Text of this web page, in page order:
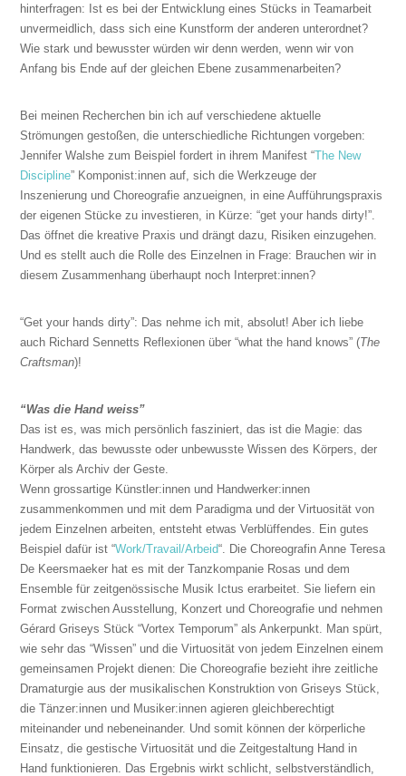
hinterfragen: Ist es bei der Entwicklung eines Stücks in Teamarbeit
unvermeidlich, dass sich eine Kunstform der anderen unterordnet?
Wie stark und bewusster würden wir denn werden, wenn wir von
Anfang bis Ende auf der gleichen Ebene zusammenarbeiten?
Bei meinen Recherchen bin ich auf verschiedene aktuelle
Strömungen gestoßen, die unterschiedliche Richtungen vorgeben:
Jennifer Walshe zum Beispiel fordert in ihrem Manifest “The New
Discipline” Komponist:innen auf, sich die Werkzeuge der
Inszenierung und Choreografie anzueignen, in eine Aufführungspraxis
der eigenen Stücke zu investieren, in Kürze: “get your hands dirty!”.
Das öffnet die kreative Praxis und drängt dazu, Risiken einzugehen.
Und es stellt auch die Rolle des Einzelnen in Frage: Brauchen wir in
diesem Zusammenhang überhaupt noch Interpret:innen?
“Get your hands dirty”: Das nehme ich mit, absolut! Aber ich liebe
auch Richard Sennetts Reflexionen über “what the hand knows” (The
Craftsman)!
“Was die Hand weiss”
Das ist es, was mich persönlich fasziniert, das ist die Magie: das
Handwerk, das bewusste oder unbewusste Wissen des Körpers, der
Körper als Archiv der Geste.
Wenn grossartige Künstler:innen und Handwerker:innen
zusammenkommen und mit dem Paradigma und der Virtuosität von
jedem Einzelnen arbeiten, entsteht etwas Verblüffendes. Ein gutes
Beispiel dafür ist “Work/Travail/Arbeid“. Die Choreografin Anne Teresa
De Keersmaeker hat es mit der Tanzkompanie Rosas und dem
Ensemble für zeitgenössische Musik Ictus erarbeitet. Sie liefern ein
Format zwischen Ausstellung, Konzert und Choreografie und nehmen
Gérard Griseys Stück “Vortex Temporum” als Ankerpunkt. Man spürt,
wie sehr das “Wissen” und die Virtuosität von jedem Einzelnen einem
gemeinsamen Projekt dienen: Die Choreografie bezieht ihre zeitliche
Dramaturgie aus der musikalischen Konstruktion von Griseys Stück,
die Tänzer:innen und Musiker:innen agieren gleichberechtigt
miteinander und nebeneinander. Und somit können der körperliche
Einsatz, die gestische Virtuosität und die Zeitgestaltung Hand in
Hand funktionieren. Das Ergebnis wirkt schlicht, selbstverständlich,